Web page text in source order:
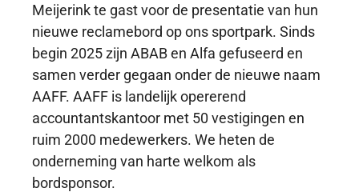
Meijerink te gast voor de presentatie van hun
nieuwe reclamebord op ons sportpark. Sinds
begin 2025 zijn ABAB en Alfa gefuseerd en
samen verder gegaan onder de nieuwe naam
AAFF. AAFF is landelijk opererend
accountantskantoor met 50 vestigingen en
ruim 2000 medewerkers. We heten de
onderneming van harte welkom als
bordsponsor.